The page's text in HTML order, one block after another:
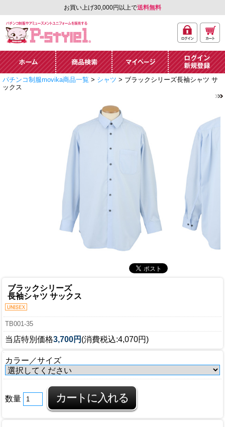
お買い上げ30,000円以上で送料無料
ーズメントユニフォー
ム通販「P-style 1」.
イン
ト
ホーム 商品検索 マイページ
ログイン・新規
パチンコ制服movika商品一覧 > シャツ > ブラックシリーズ長袖シャツ サ
ックス
ブラックシリーズ
長袖シャツ サックス
TB001-35
当店特別価格3,700円 (消費税込:4,070円)
カラー／サイズ
数量